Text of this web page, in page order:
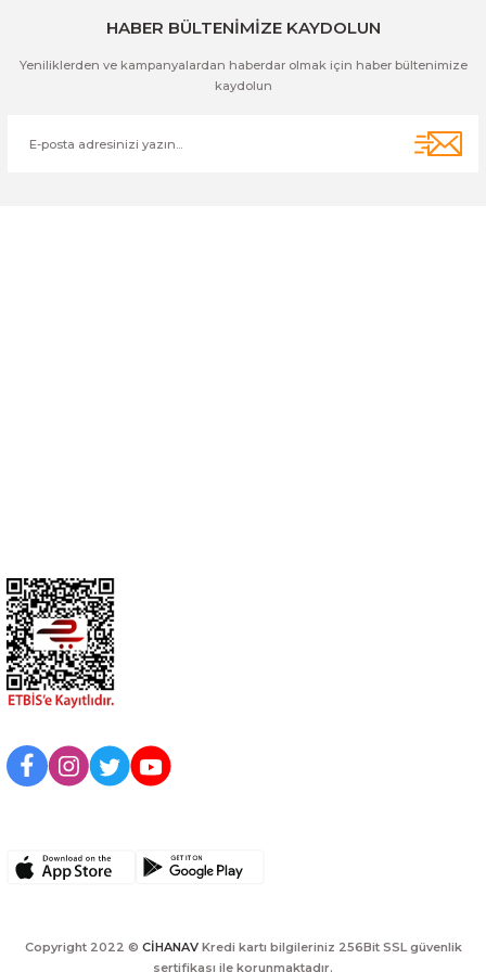
HABER BÜLTENİMİZE KAYDOLUN
Yeniliklerden ve kampanyalardan haberdar olmak için haber bültenimize
kaydolun
Copyright 2022 © CİHANAVKredi kartı bilgileriniz 256Bit SSL güvenlik
sertifikası ile korunmaktadır.